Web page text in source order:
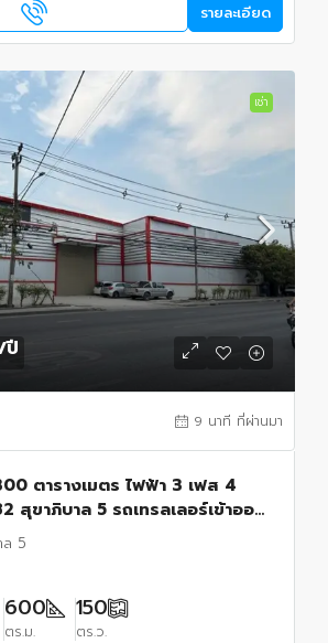
รายละเอียด
เช่า
ปี
9 นาที ที่ผ่านมา
ตารางเมตร ไฟฟ้า 3 เฟส 4
สุขาภิบาล 5 รถเทรลเลอร์เข้าออก
ล 5
600
ตร.ม.
150
ตร.ว.